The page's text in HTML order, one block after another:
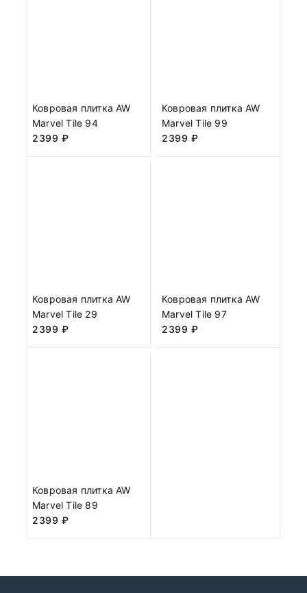
Ковровая плитка AW
Marvel Tile 94
2399 ₽
Ковровая плитка AW
Marvel Tile 99
2399 ₽
Ковровая плитка AW
Marvel Tile 29
2399 ₽
Ковровая плитка AW
Marvel Tile 97
2399 ₽
Ковровая плитка AW
Marvel Tile 89
2399 ₽